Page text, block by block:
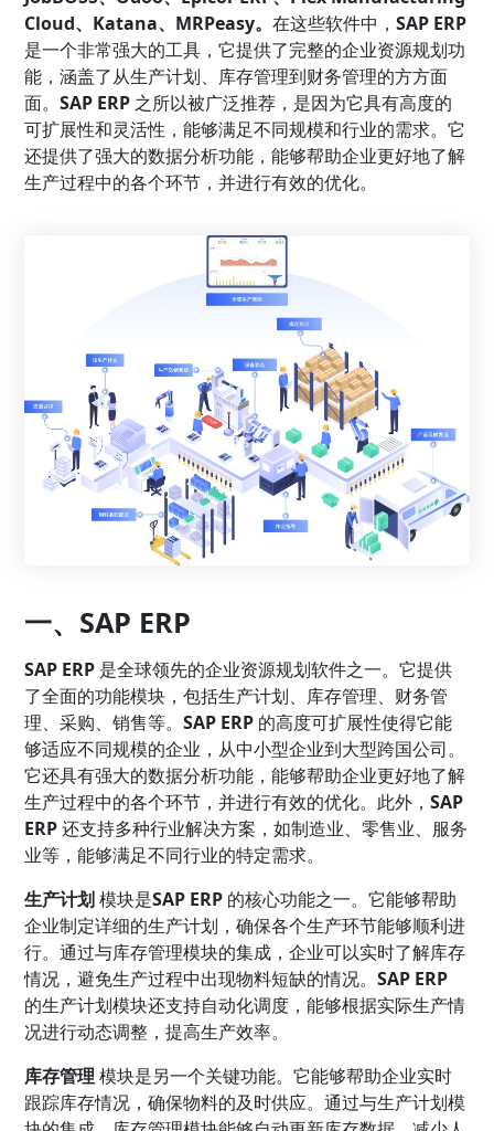
Cloud、Katana、MRPeasy。在这些软件中，SAP ERP
是一个非常强大的工具，它提供了完整的企业资源规划功
能，涵盖了从生产计划、库存管理到财务管理的方方面
面。SAP ERP之所以被广泛推荐，是因为它具有高度的
可扩展性和灵活性，能够满足不同规模和行业的需求。它
还提供了强大的数据分析功能，能够帮助企业更好地了解
生产过程中的各个环节，并进行有效的优化。
一、SAP ERP
SAP ERP 是全球领先的企业资源规划软件之一。它提供
了全面的功能模块，包括生产计划、库存管理、财务管
理、采购、销售等。SAP ERP 的高度可扩展性使得它能
够适应不同规模的企业，从中小型企业到大型跨国公司。
它还具有强大的数据分析功能，能够帮助企业更好地了解
生产过程中的各个环节，并进行有效的优化。此外，SAP
ERP还支持多种行业解决方案，如制造业、零售业、服务
业等，能够满足不同行业的特定需求。
生产计划模块是SAP ERP 的核心功能之一。它能够帮助
企业制定详细的生产计划，确保各个生产环节能够顺利进
行。通过与库存管理模块的集成，企业可以实时了解库存
情况，避免生产过程中出现物料短缺的情况。SAP ERP
的生产计划模块还支持自动化调度，能够根据实际生产情
况进行动态调整，提高生产效率。
库存管理 模块是另一个关键功能。它能够帮助企业实时
跟踪库存情况，确保物料的及时供应。通过与生产计划模